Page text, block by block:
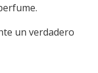
un verdadero